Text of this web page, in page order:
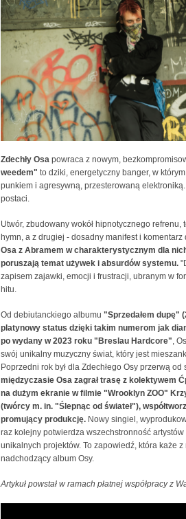
Zdechły Osa powraca z nowym,
weedem" to dziki, energetyczny banger, w
punkiem i agresywną, przesterowaną
postaci.
Utwór, zbudowany wokół hipnotycznego
hymn, a z drugiej - dosadny manifest i komentarz
Osa z Abramem w charakterystycznym dla
poruszają temat używek i absurdów systemu.
zapisem zajawki, emocji i frustracji, ubranym w
hitu.
Od debiutanckiego albumu "Sprzedałem dupę"
platynowy status dzięki takim numerom jak
po wydany w 2023 roku "Breslau Hardcore" ,
swój unikalny muzyczny świat, który jest
Poprzedni rok był dla Zdechłego Osy przerwą od
międzyczasie Osa zagrał trasę z kolektywem
na dużym ekranie w filmie "Wrooklyn ZOO"
(twórcy m. in. "Ślepnąc od świateł"),
promujący produkcję. Nowy singiel,
raz kolejny potwierdza wszechstronność
unikalnych projektów. To zapowiedź, która każe
nadchodzący album Osy.
Artykuł powstał w ramach płatnej współpracy z